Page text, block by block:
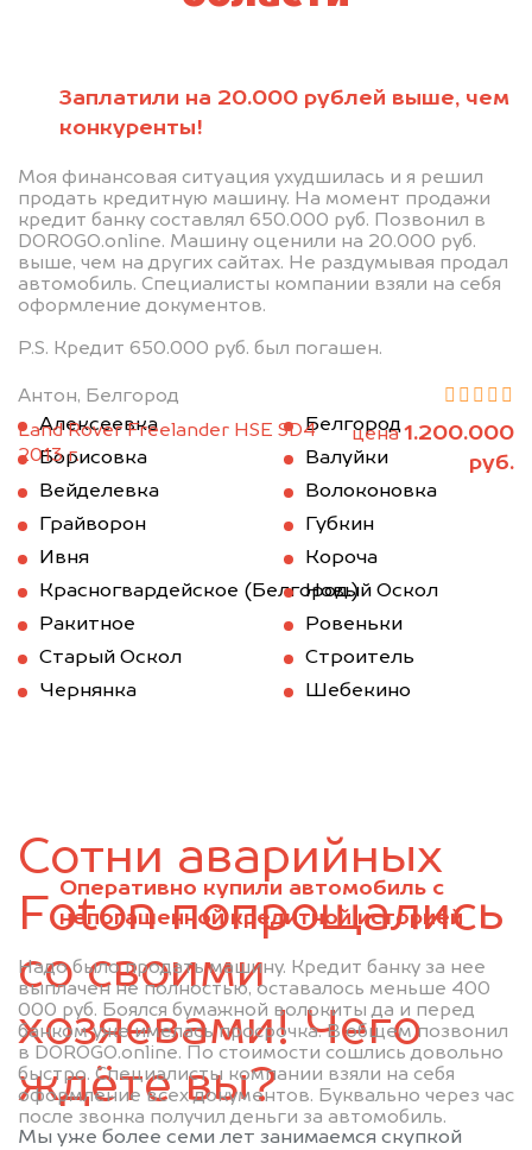
Заплатили на 20.000 рублей выше, чем
конкуренты!
Моя финансовая ситуация ухудшилась и я решил
продать кредитную машину. На момент продажи
кредит банку составлял 650.000 руб. Позвонил в
DOROGO.online. Машину оценили на 20.000 руб.
выше, чем на других сайтах. Не раздумывая продал
автомобиль. Специалисты компании взяли на себя
оформление документов.
P.S. Кредит 650.000 руб. был погашен.
Антон, Белгород
Land Rover Freelander HSE SD4
2013 г.
цена1.200.000
руб.
Оперативно купили автомобиль с
непогашенной кредитной историей
Надо было продать машину. Кредит банку за нее
выплачен не полностью, оставалось меньше 400
000 руб. Боялся бумажной волокиты да и перед
банком уже имелась просрочка. В общем позвонил
в DOROGO.online. По стоимости сошлись довольно
быстро. Специалисты компании взяли на себя
оформление всех документов. Буквально через час
после звонка получил деньги за автомобиль.
Алексеевка
Белгород
Борисовка
Валуйки
Вейделевка
Волоконовка
Грайворон
Губкин
Ивня
Короча
Красногвардейское (Белгород.)Новый Оскол
Ракитное
Ровеньки
Старый Оскол
Строитель
Чернянка
Шебекино
Сотни аварийных
Foton попрощались
со своими
хозяевами! Чего
ждёте вы?
Мы уже более семи лет занимаемся скупкой